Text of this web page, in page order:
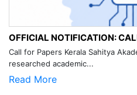
OFFICIAL NOTIFICATION:
Call for Papers Kerala Sahitya
researched academic...
Read More